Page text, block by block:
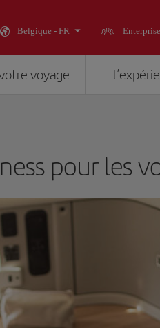
Belgique - FR
voyage
pour les